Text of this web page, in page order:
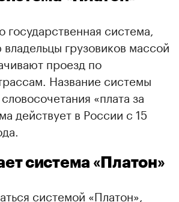
система,
грузовиков массой
проезд по
Название системы
«плата за
действует в России с 15
система «Платон»
системой «Платон»,